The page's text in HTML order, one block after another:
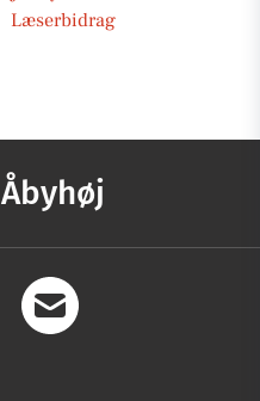
Læserbidrag
Åbyhøj